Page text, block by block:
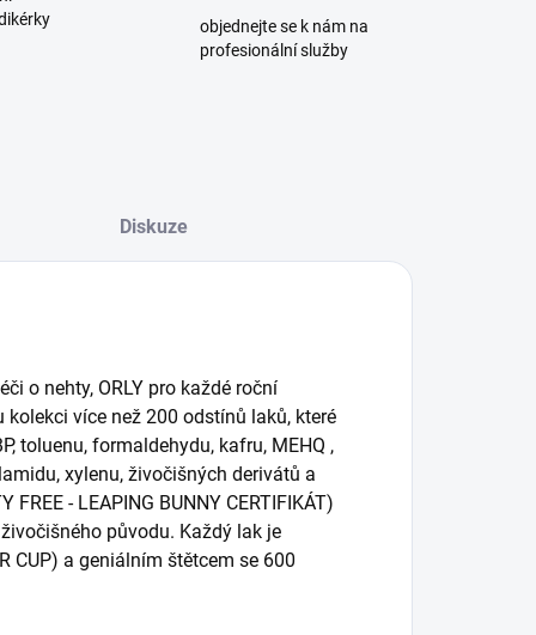
objednejte se k nám na
profesionální služby
Diskuze
o nehty, ORLY pro každé roční
více než 200 odstínů laků, které
toluenu, formaldehydu, kafru, MEHQ ,
xylenu, živočišných derivátů a
- LEAPING BUNNY CERTIFIKÁT)
původu. Každý lak je
CUP) a geniálním štětcem se 600